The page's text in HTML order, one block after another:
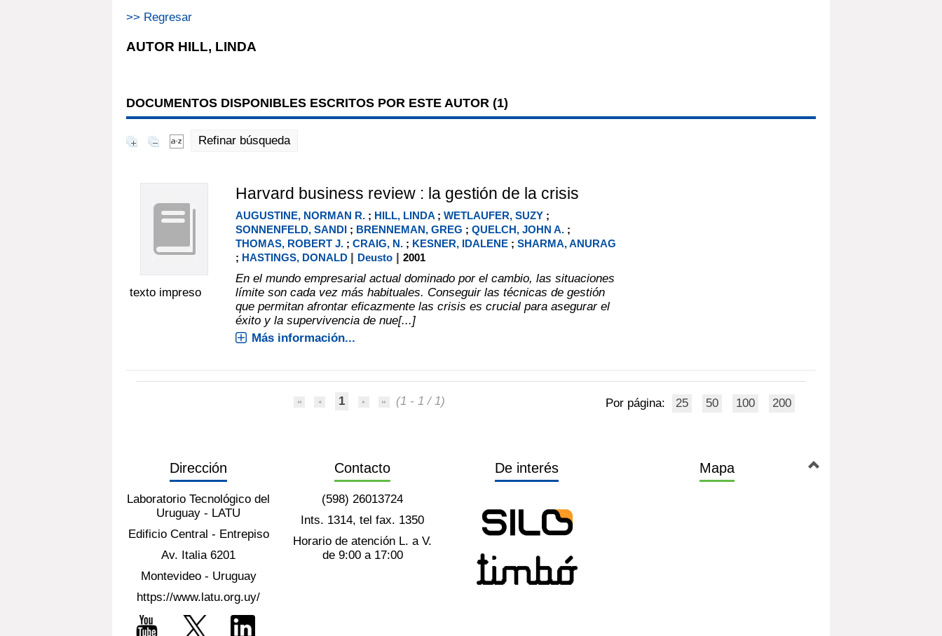
>> Regresar
AUTOR HILL, LINDA
DOCUMENTOS DISPONIBLES ESCRITOS POR ESTE AUTOR (1)
Refinar búsqueda
texto impreso
Harvard business review : la gestión de la crisis
AUGUSTINE, NORMAN R.; HILL, LINDA; WETLAUFER, SUZY;
SONNENFELD, SANDI; BRENNEMAN, GREG ; QUELCH, JOHN A.;
THOMAS, ROBERT J.; CRAIG, N.; KESNER, IDALENE; SHARMA, ANURAG
; HASTINGS, DONALD | Deusto| 2001
En el mundo empresarial actual dominado por el cambio, las situaciones
límite son cada vez más habituales. Conseguir las técnicas de gestión
que permitan afrontar eficazmente las crisis es crucial para asegurar el
éxito y la supervivencia de nue[...]
Más información...
1 (1 - 1 / 1) Por página: 25 50 100 200
Dirección
Laboratorio Tecnológico del
Uruguay - LATU
Edificio Central - Entrepiso
Av. Italia 6201
Montevideo - Uruguay
https://www.latu.org.uy/
Contacto
(598) 26013724
Ints. 1314, tel fax. 1350
Horario de atención L. a V.
de 9:00 a 17:00
De interés Mapa